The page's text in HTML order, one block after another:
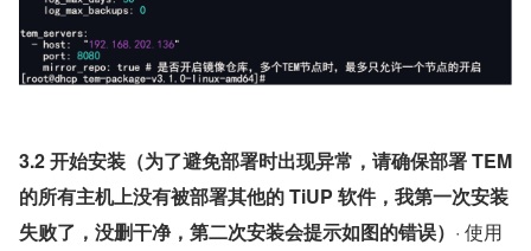
3.2 开始安装（为了避免部署时出现异常，请确保部署 TEM
的所有主机上没有被部署其他的 TiUP 软件，我第一次安装
失败了，没删干净，第二次安装会提示如图的错误） · 使⽤